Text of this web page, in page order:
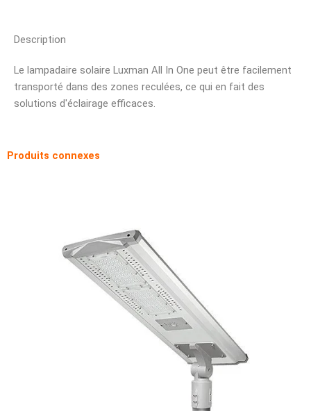
Description
Le lampadaire solaire Luxman All In One peut être facilement
transporté dans des zones reculées, ce qui en fait des
solutions d'éclairage efficaces.
Produits connexes